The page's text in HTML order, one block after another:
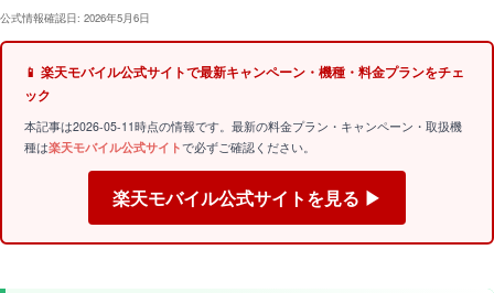
公式情報確認日: 2026年5月6日
📱 楽天モバイル公式サイトで最新キャンペーン・機種・料金プランをチェ
ック
本記事は2026-05-11時点の情報です。最新の料金プラン・キャンペーン・取扱機
種は楽天モバイル公式サイトで必ずご確認ください。
楽天モバイル公式サイトを見る ▶